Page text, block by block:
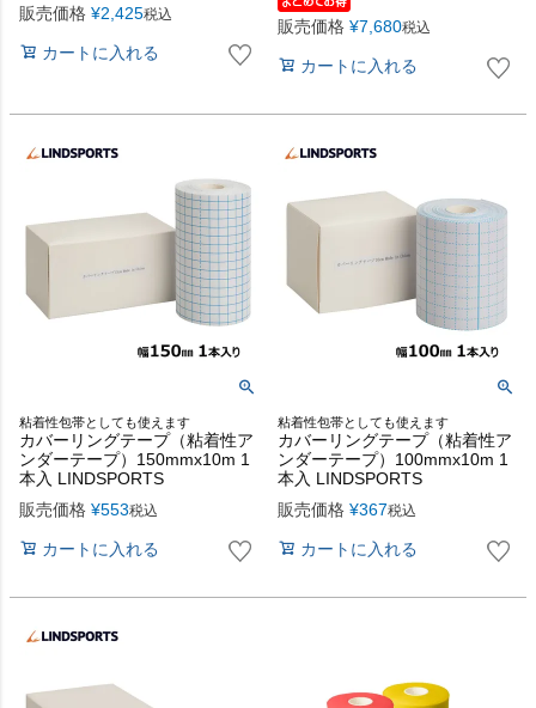
販売価格 ¥2,425税込
カートに入れる
販売価格 ¥7,680税込
カートに入れる
粘着性包帯としても使えます
カバーリングテープ（粘着性ア
ンダーテープ）150mmx10m 1
本入 LINDSPORTS
販売価格 ¥553税込
カートに入れる
粘着性包帯としても使えます
カバーリングテープ（粘着性ア
ンダーテープ）100mmx10m 1
本入 LINDSPORTS
販売価格 ¥367税込
カートに入れる